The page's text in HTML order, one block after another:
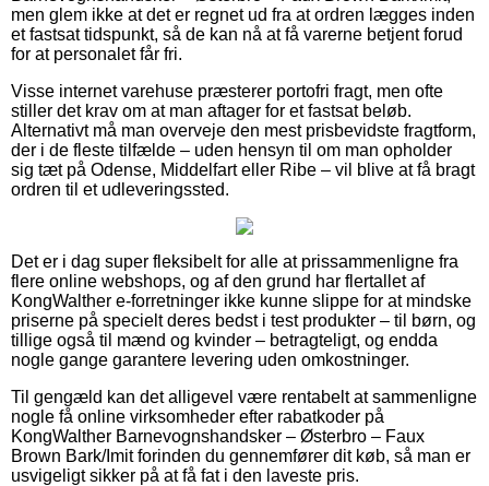
men glem ikke at det er regnet ud fra at ordren lægges inden
et fastsat tidspunkt, så de kan nå at få varerne betjent forud
for at personalet får fri.
Visse internet varehuse præsterer portofri fragt, men ofte
stiller det krav om at man aftager for et fastsat beløb.
Alternativt må man overveje den mest prisbevidste fragtform,
der i de fleste tilfælde – uden hensyn til om man opholder
sig tæt på Odense, Middelfart eller Ribe – vil blive at få bragt
ordren til et udleveringssted.
Det er i dag super fleksibelt for alle at prissammenligne fra
flere online webshops, og af den grund har flertallet af
KongWalther e-forretninger ikke kunne slippe for at mindske
priserne på specielt deres bedst i test produkter – til børn, og
tillige også til mænd og kvinder – betragteligt, og endda
nogle gange garantere levering uden omkostninger.
Til gengæld kan det alligevel være rentabelt at sammenligne
nogle få online virksomheder efter rabatkoder på
KongWalther Barnevognshandsker – Østerbro – Faux
Brown Bark/Imit forinden du gennemfører dit køb, så man er
usvigeligt sikker på at få fat i den laveste pris.